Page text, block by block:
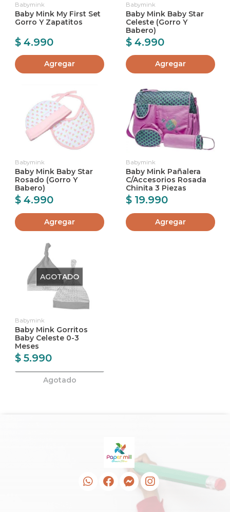
Babymink
Baby Mink My First Set
Gorro Y Zapatitos
$ 4.990
Agregar
Babymink
Baby Mink Baby Star
Celeste (Gorro Y
Babero)
$ 4.990
Agregar
Babymink
Baby Mink Baby Star
Rosado (Gorro Y
Babero)
$ 4.990
Agregar
Babymink
Baby Mink Pañalera
C/Accesorios Rosada
Chinita 3 Piezas
$ 19.990
Agregar
AGOTADO
Babymink
Baby Mink Gorritos
Baby Celeste 0-3
Meses
$ 5.990
Agotado